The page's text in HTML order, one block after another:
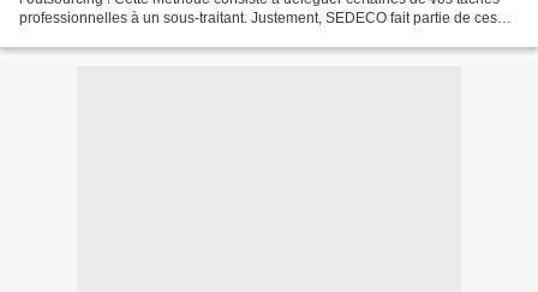
professionnelles à un sous-traitant. Justement, SEDECO fait partie de ces